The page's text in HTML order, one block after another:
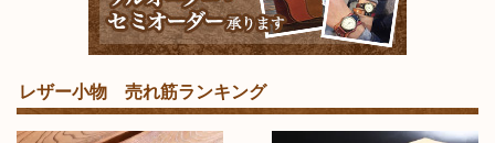
レザー小物 売れ筋ランキング